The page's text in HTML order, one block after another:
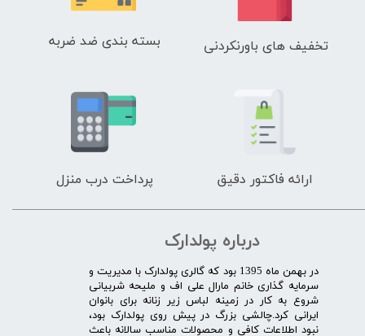
تخفیف های باورنکردنی بسته بندی ضد ضربه
ارائه فاکتور دقیق پرداخت درب منزل
درباره پولدارک
در بهمن ماه 1395 بود که گالری پولدارک با مدیریت و
سرمایه گذاری خانم مارال علی اف و ملیحه شربیانی
شروع به کار در زمینه لباس زیر زنانه برای بانوان
ایرانی کرد.چالشی بزرگ در پیش روی پولدارک بود،
نبود اطلاعات کافی و محصولات مناسب سالانه باعث